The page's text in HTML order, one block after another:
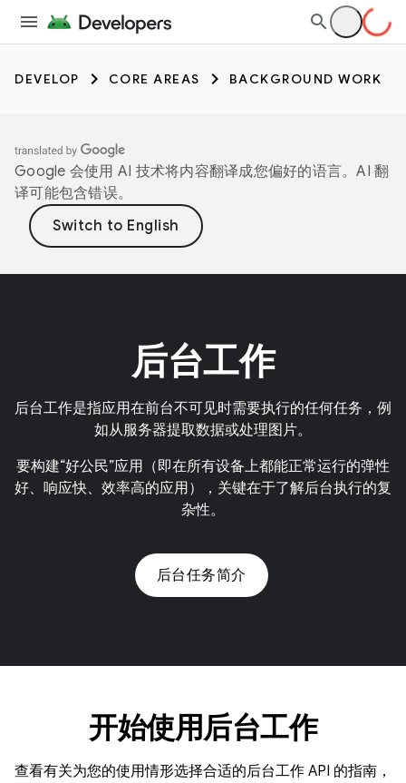
DEVELOP CORE AREAS BACKGROUND WORK
Google 会使用 AI 技术将内容翻译成您偏好的语言。AI 翻
译可能包含错误。
后台工作
后台工作是指应用在前台不可见时需要执行的任何任务，例
如从服务器提取数据或处理图片。
要构建“好公民”应用（即在所有设备上都能正常运行的弹性
好、响应快、效率高的应用），关键在于了解后台执行的复
杂性。
后台任务简介
开始使用后台工作
查看有关为您的使用情形选择合适的后台工作 API 的指南，